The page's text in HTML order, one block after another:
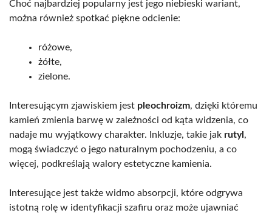
Choć najbardziej popularny jest jego niebieski wariant,
można również spotkać piękne odcienie:
różowe,
żółte,
zielone.
Interesującym zjawiskiem jest pleochroizm, dzięki któremu
kamień zmienia barwę w zależności od kąta widzenia, co
nadaje mu wyjątkowy charakter. Inkluzje, takie jak rutyl ,
mogą świadczyć o jego naturalnym pochodzeniu, a co
więcej, podkreślają walory estetyczne kamienia.
Interesujące jest także widmo absorpcji, które odgrywa
istotną rolę w identyfikacji szafiru oraz może ujawniać